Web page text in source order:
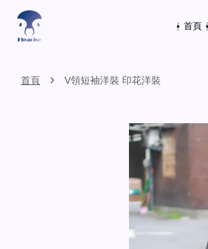
⍿ 首頁 ⍿
首頁 › V領短袖洋裝 印花洋裝